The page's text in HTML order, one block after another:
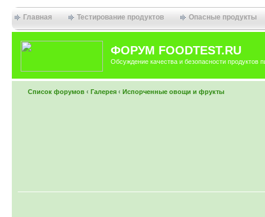
Главная Тестирование продуктов Опасные продукты
ФОРУМ FOODTEST.RU
Обсуждение качества и безопасности продуктов
Список форумов ‹ Галерея ‹ Испорченные овощи и фрукты